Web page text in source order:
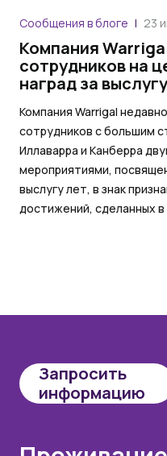
Сообщения в блоге 23
Компания
сотрудников на
наград за
Компания Warrigal
сотрудников с большим
Иллаварра и Канберра
мероприятиями,
выслугу лет, в знак
достижений, сделанных в
Запросить
информацию